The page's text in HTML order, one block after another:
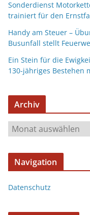
Sonderdienst
trainiert für den
Handy am Steuer –
Busunfall stellt
Ein Stein für die
130-jähriges Bestehen
Archiv
Navigation
Datenschutz